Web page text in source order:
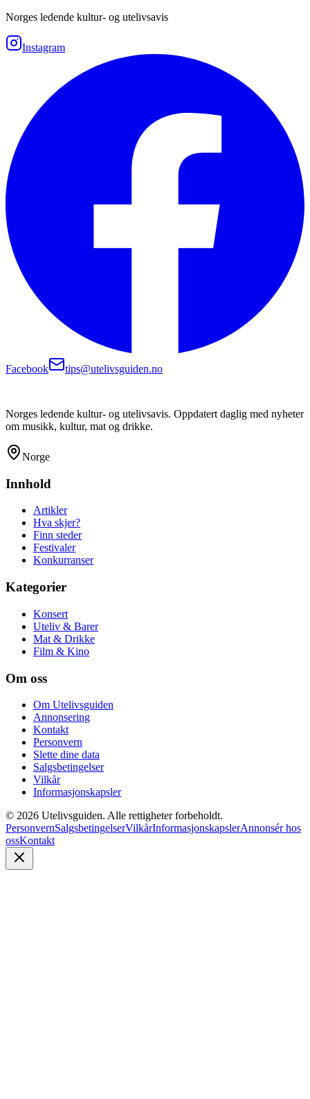
Norges ledende kultur- og utelivsavis
Instagram
Facebook tips@utelivsguiden.no
Norges ledende kultur- og utelivsavis. Oppdatert daglig med nyheter
om musikk, kultur, mat og drikke.
Norge
Innhold
Artikler
Hva skjer?
Finn steder
Festivaler
Konkurranser
Kategorier
Konsert
Uteliv & Barer
Mat & Drikke
Film & Kino
Om oss
Om Utelivsguiden
Annonsering
Kontakt
Personvern
Slette dine data
Salgsbetingelser
Vilkår
Informasjonskapsler
© 2026 Utelivsguiden. Alle rettigheter forbeholdt.
PersonvernSalgsbetingelserVilkårInformasjonskapslerAnnonsér hos
ossKontakt